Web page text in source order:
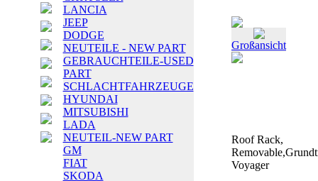
LANCIA
JEEP
DODGE
NEUTEILE - NEW PART
GEBRAUCHTEILE-USED
PART
SCHLACHTFAHRZEUGE
HYUNDAI
MITSUBISHI
LADA
NEUTEIL-NEW PART
GM
FIAT
SKODA
Großansicht
Roof Rack,
Voyager